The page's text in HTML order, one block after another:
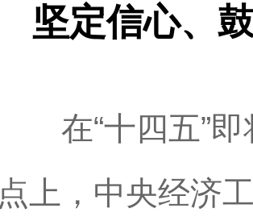
坚定信心、
在“十四五”即
点上，中央经济